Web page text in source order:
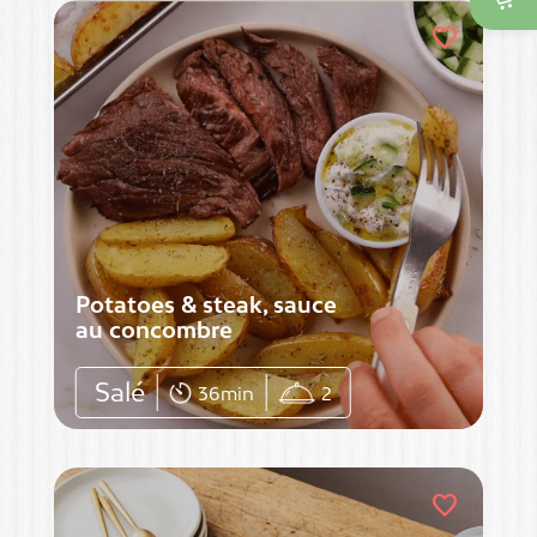
favorite
Potatoes & steak, sauce
au concombre
Salé 36min 2
favorite